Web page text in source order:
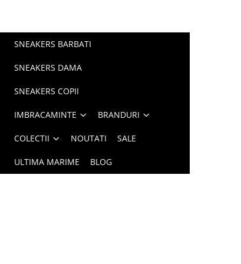
SNEAKERS BARBATI
SNEAKERS DAMA
SNEAKERS COPII
IMBRACAMINTE BRANDURI
COLECTII NOUTATI SALE
ULTIMA MARIME BLOG